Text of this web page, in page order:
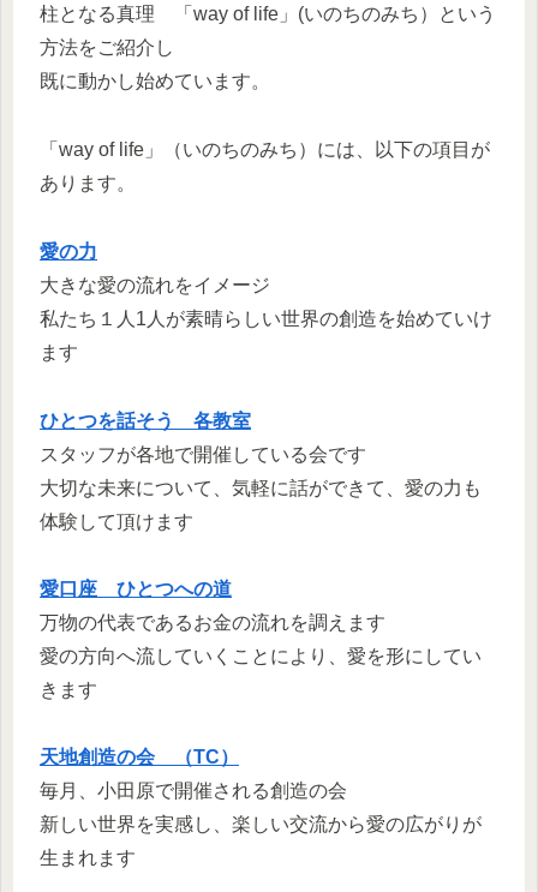
柱となる真理 「way of life」(いのちのみち）という
方法をご紹介し
既に動かし始めています。
「way of life」（いのちのみち）には、以下の項目が
あります。
愛の力
大きな愛の流れをイメージ
私たち１人1人が素晴らしい世界の創造を始めていけ
ます
ひとつを話そう 各教室
スタッフが各地で開催している会です
大切な未来について、気軽に話ができて、愛の力も
体験して頂けます
愛口座 ひとつへの道
万物の代表であるお金の流れを調えます
愛の方向へ流していくことにより、愛を形にしてい
きます
天地創造の会 （TC）
毎月、小田原で開催される創造の会
新しい世界を実感し、楽しい交流から愛の広がりが
生まれます